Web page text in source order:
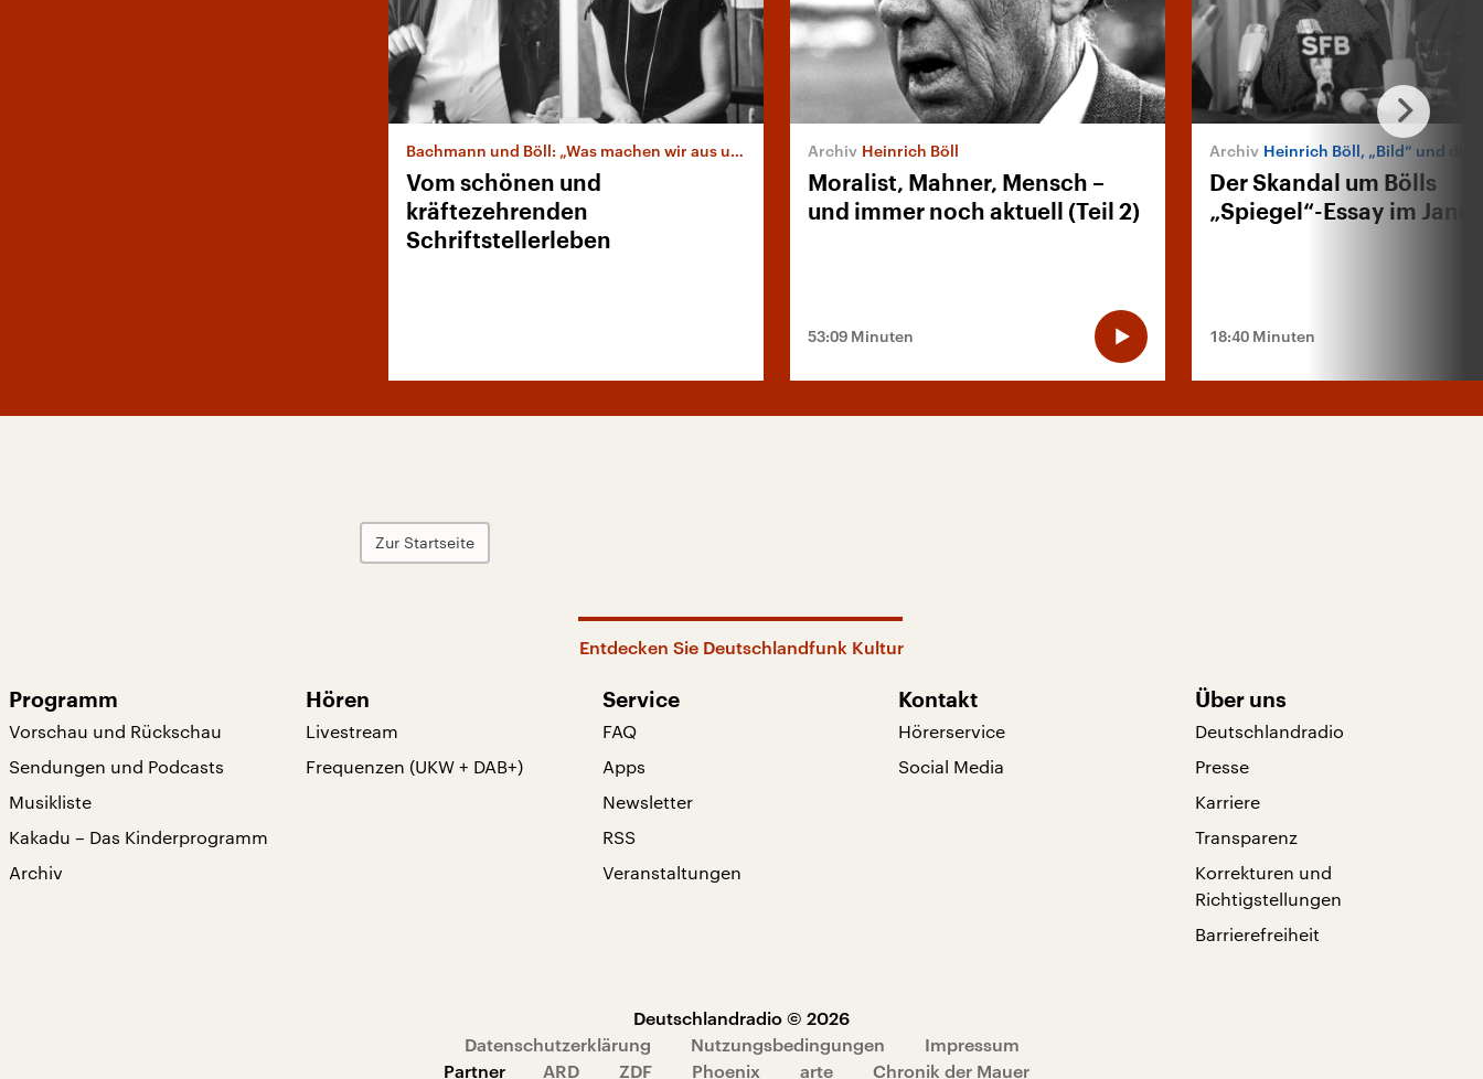
Bachmann und Böll: „Was machen wir aus unserem Leben?“
Vom schönen und
kräftezehrenden
Schriftstellerleben
Heinrich Böll
Moralist, Mahner, Mensch –
und immer noch aktuell (Teil 2)
53:09 Minuten
Heinrich Böll, „Bild“ und die
Der Skandal um Bölls
„Spiegel“-Essay im
18:40 Minuten
Zur Startseite
Entdecken Sie Deutschlandfunk Kultur
Programm
Vorschau und Rückschau
Sendungen und Podcasts
Musikliste
Kakadu – Das Kinderprogramm
Archiv
Hören
Livestream
Frequenzen (UKW + DAB+)
Service
FAQ
Apps
Newsletter
RSS
Veranstaltungen
Kontakt
Hörerservice
Social Media
Über uns
Deutschlandradio
Presse
Karriere
Transparenz
Korrekturen und
Richtigstellungen
Barrierefreiheit
Deutschlandradio © 2026
Datenschutzerklärung
Nutzungsbedingungen
Impressum
Partner
ARD ZDF Phoenix arte Chronik der Mauer